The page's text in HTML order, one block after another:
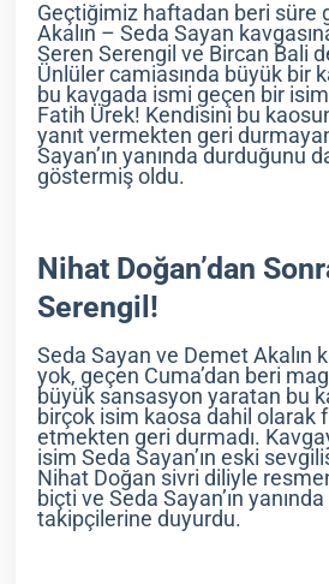
Geçtiğimiz haftadan beri süre
Akalın – Seda Sayan
Seren Serengil ve Bircan Bali
Ünlüler camiasında büyük bir
bu kavgada ismi geçen bir isim
Fatih Ürek! Kendisini bu
yanıt vermekten geri
Sayan’ın yanında durduğunu
göstermiş oldu.
Nihat Doğan’dan
Serengil!
Seda Sayan ve Demet Akalın
yok, geçen Cuma’dan beri
büyük sansasyon yaratan bu
birçok isim kaosa dahil olarak
etmekten geri durmadı.
isim Seda Sayan’ın eski
Nihat Doğan sivri diliyle
biçti ve Seda Sayan’ın
takipçilerine duyurdu.